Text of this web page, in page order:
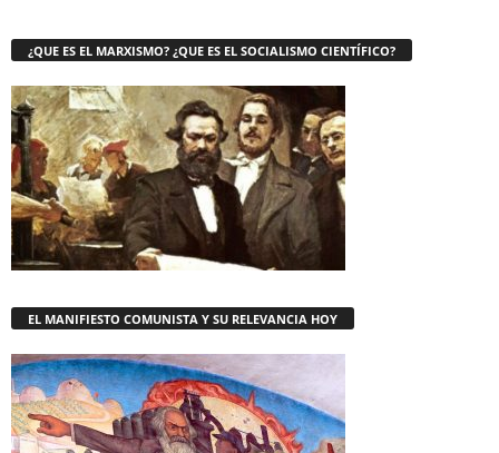
¿QUE ES EL MARXISMO? ¿QUE ES EL SOCIALISMO CIENTÍFICO?
EL MANIFIESTO COMUNISTA Y SU RELEVANCIA HOY